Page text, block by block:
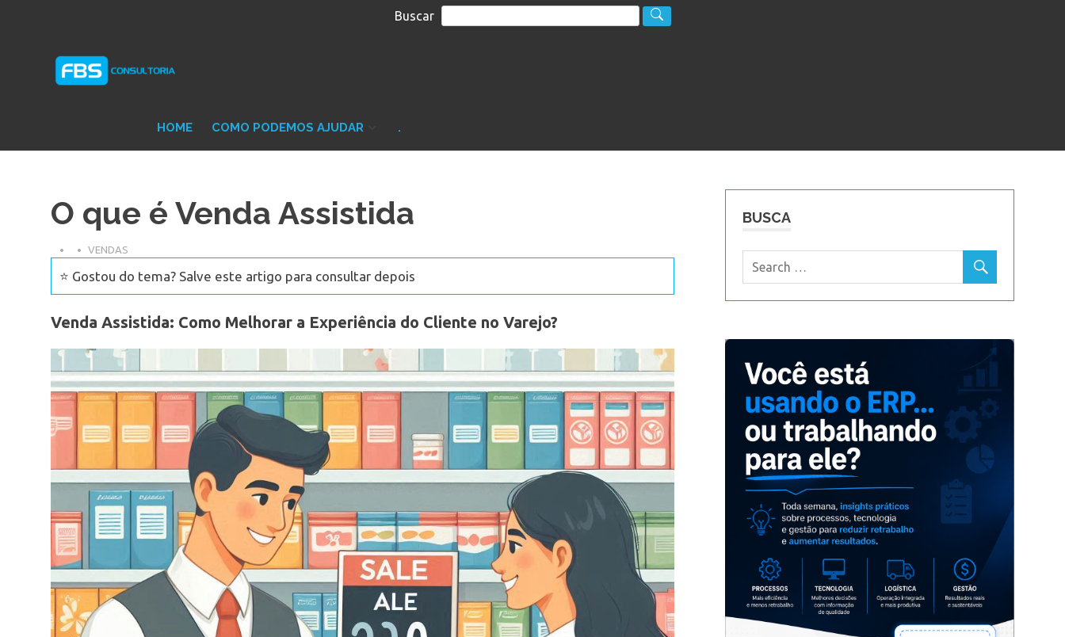
Buscar
Protheus
TOTVS
HOME COMO PODEMOS AJUDAR .
O que é Venda Assistida
VENDAS
⭐ Gostou do tema? Salve este artigo para consultar depois
Venda Assistida: Como Melhorar a Experiência do Cliente no Varejo?
BUSCA